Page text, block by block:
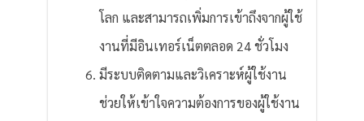
โลก และสามารถเพิ่มการเข้าถึงจากผู้ใช้
งานที่มีอินเทอร์เน็ตตลอด 24 ชั่วโมง
มีระบบติดตามและวิเคราะห์ผู้ใช้งาน
ช่วยให้เข้าใจความต้องการของผู้ใช้งาน